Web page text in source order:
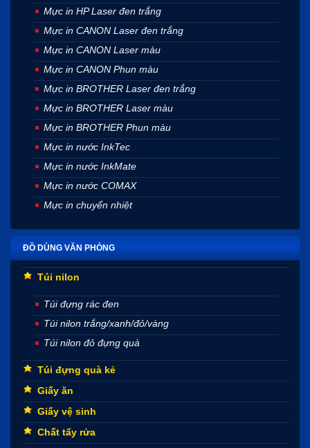
Mực in HP Laser đen trắng
Mực in CANON Laser đen trắng
Mực in CANON Laser màu
Mực in CANON Phun màu
Mực in BROTHER Laser đen trắng
Mực in BROTHER Laser màu
Mực in BROTHER Phun màu
Mực in nước InkTec
Mực in nước InkMate
Mực in nước COMAX
Mực in chuyển nhiệt
ĐỒ DÙNG VĂN PHÒNG
Túi nilon
Túi đựng rác đen
Túi nilon trắng/xanh/đỏ/vàng
Túi nilon đỏ đựng quà
Túi đựng quà kẻ
Giấy ăn
Giấy vệ sinh
Chất tẩy rửa